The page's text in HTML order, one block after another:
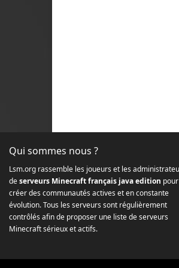
Qui sommes nous ?
Lsm.org rassemble les joueurs et les
deserveurs Minecraft français java edition pour
créer des communautés actives et en constante
évolution. Tous les serveurs sont régulièrement
contrôlés afin de proposer une liste de serveurs
Minecraft sérieux et actifs.